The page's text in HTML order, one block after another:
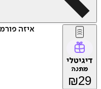
איזה
דיגיטלי
מתנה
₪29